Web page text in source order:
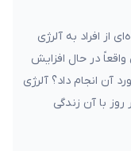
از افراد به آلرژی
واقعاً در حال افزایش
آن انجام داد؟ آلرژی
با آن زندگی